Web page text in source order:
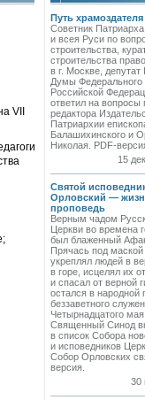
VII
Путь храмоздателя
Советник
и всея Руси по
строительства,
строительства
в г. Москве, депутат
Думы Федерального
Российской
ответил на вопросы
редактора
Патриархии
Балашихинского и
Николая. PDF-
15
Святой
Орловский —
проповедь
Верным чадом
Церкви во времена
был блаженный
Прячась под
укреплял людей в
в горе, исцелял их
и спасал от верной
остался в
беззаветного
Четырнадцатого
Священный Синод
в список Собора
и исповедников
Собор Орловских
версия.
30